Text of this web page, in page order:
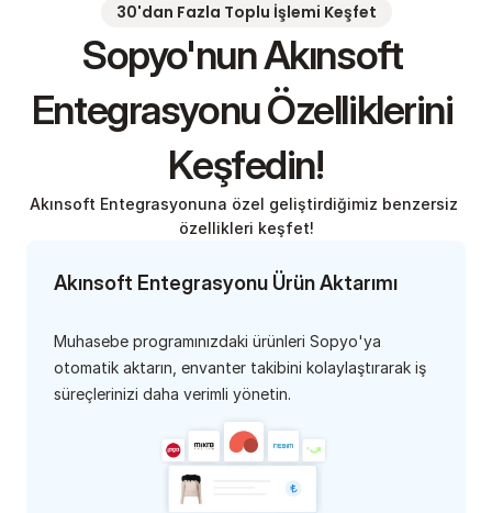
30'dan Fazla Toplu İşlemi Keşfet
Sopyo'nun Akınsoft
Entegrasyonu Özelliklerini
Keşfedin!
Akınsoft Entegrasyonuna özel geliştirdiğimiz benzersiz
özellikleri keşfet!
Akınsoft Entegrasyonu Ürün Aktarımı
Muhasebe programınızdaki ürünleri Sopyo'ya
otomatik aktarın, envanter takibini kolaylaştırarak iş
süreçlerinizi daha verimli yönetin.